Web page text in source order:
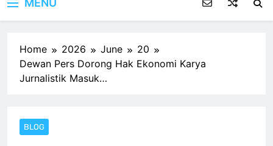
MENU
Home 2026 June
20
Dewan Pers Dorong Hak Ekonomi Karya
Jurnalistik Masuk…
BLOG